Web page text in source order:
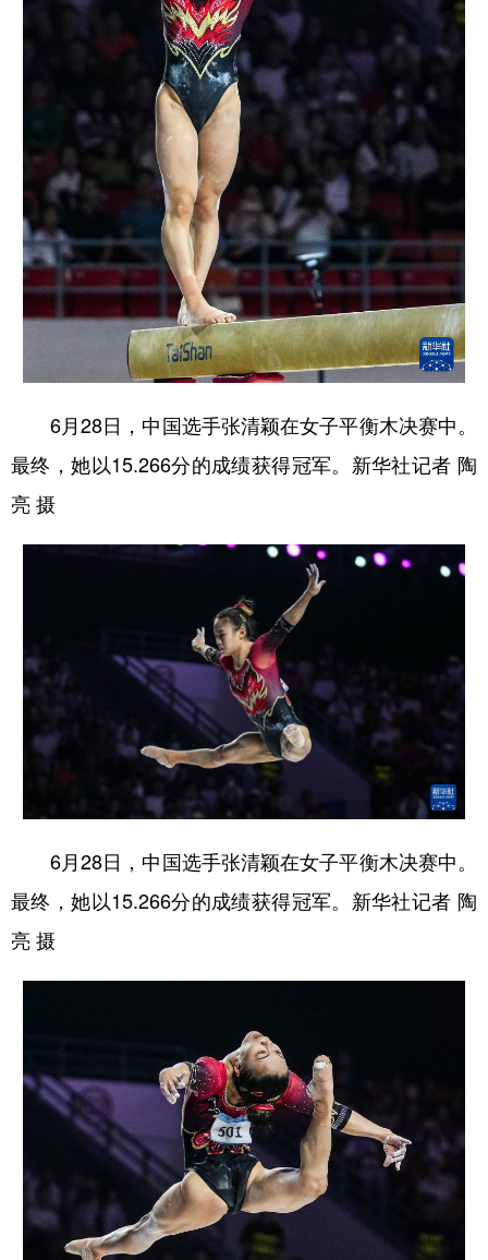
Русский язык 日本語
Português
6月28日，中国选手张清颖在女子平衡木决赛中。
最终，她以15.266分的成绩获得冠军。新华社记者 陶
亮 摄
6月28日，中国选手张清颖在女子平衡木决赛中。
最终，她以15.266分的成绩获得冠军。新华社记者 陶
亮 摄